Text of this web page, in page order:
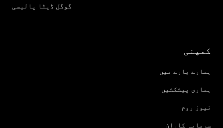
گوگل ڈیٹا پالیسی
کمپنی
ہمارے بارے میں
ہماری پیشکشیں
نیوز روم
سرمایہ کاران